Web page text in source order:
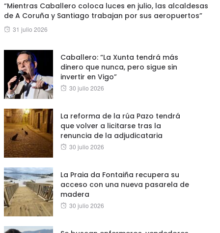
“Mientras Caballero coloca luces en julio, las alcaldesas
de A Coruña y Santiago trabajan por sus aeropuertos”
Posted
31 julio 2026
Caballero: “La Xunta tendrá más
dinero que nunca, pero sigue sin
invertir en Vigo”
Posted
30 julio 2026
La reforma de la rúa Pazo tendrá
que volver a licitarse tras la
renuncia de la adjudicataria
Posted
30 julio 2026
La Praia da Fontaiña recupera su
acceso con una nueva pasarela de
madera
Posted
30 julio 2026